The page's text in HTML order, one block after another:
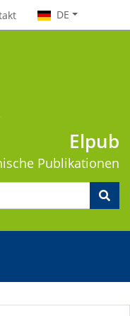
DE
Elpub
Publikationen